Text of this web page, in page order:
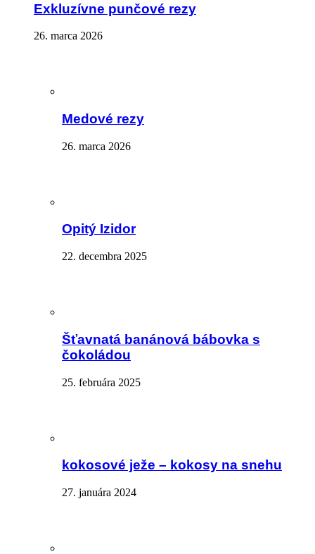
Exkluzívne punčové rezy
26. marca 2026
Medové rezy
26. marca 2026
Opitý Izidor
22. decembra 2025
Šťavnatá banánová bábovka s
čokoládou
25. februára 2025
kokosové ježe – kokosy na snehu
27. januára 2024